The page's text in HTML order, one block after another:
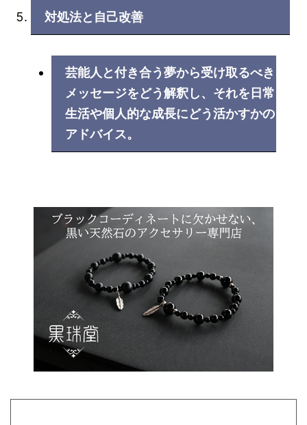
対処法と自己改善
芸能人と付き合う夢から受け取るべき
メッセージをどう解釈し、それを日常
生活や個人的な成長にどう活かすかの
アドバイス。